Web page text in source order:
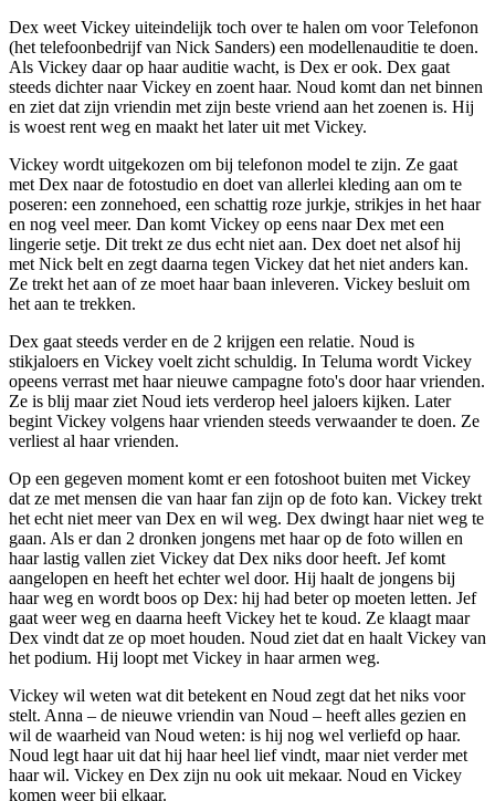
Dex weet Vickey uiteindelijk toch over te halen om voor Telefonon
(het telefoonbedrijf van Nick Sanders) een modellenauditie te doen.
Als Vickey daar op haar auditie wacht, is Dex er ook. Dex gaat
steeds dichter naar Vickey en zoent haar. Noud komt dan net binnen
en ziet dat zijn vriendin met zijn beste vriend aan het zoenen is. Hij
is woest rent weg en maakt het later uit met Vickey.
Vickey wordt uitgekozen om bij telefonon model te zijn. Ze gaat
met Dex naar de fotostudio en doet van allerlei kleding aan om te
poseren: een zonnehoed, een schattig roze jurkje, strikjes in het haar
en nog veel meer. Dan komt Vickey op eens naar Dex met een
lingerie setje. Dit trekt ze dus echt niet aan. Dex doet net alsof hij
met Nick belt en zegt daarna tegen Vickey dat het niet anders kan.
Ze trekt het aan of ze moet haar baan inleveren. Vickey besluit om
het aan te trekken.
Dex gaat steeds verder en de 2 krijgen een relatie. Noud is
stikjaloers en Vickey voelt zicht schuldig. In Teluma wordt Vickey
opeens verrast met haar nieuwe campagne foto's door haar vrienden.
Ze is blij maar ziet Noud iets verderop heel jaloers kijken. Later
begint Vickey volgens haar vrienden steeds verwaander te doen. Ze
verliest al haar vrienden.
Op een gegeven moment komt er een fotoshoot buiten met Vickey
dat ze met mensen die van haar fan zijn op de foto kan. Vickey trekt
het echt niet meer van Dex en wil weg. Dex dwingt haar niet weg te
gaan. Als er dan 2 dronken jongens met haar op de foto willen en
haar lastig vallen ziet Vickey dat Dex niks door heeft. Jef komt
aangelopen en heeft het echter wel door. Hij haalt de jongens bij
haar weg en wordt boos op Dex: hij had beter op moeten letten. Jef
gaat weer weg en daarna heeft Vickey het te koud. Ze klaagt maar
Dex vindt dat ze op moet houden. Noud ziet dat en haalt Vickey van
het podium. Hij loopt met Vickey in haar armen weg.
Vickey wil weten wat dit betekent en Noud zegt dat het niks voor
stelt. Anna – de nieuwe vriendin van Noud – heeft alles gezien en
wil de waarheid van Noud weten: is hij nog wel verliefd op haar.
Noud legt haar uit dat hij haar heel lief vindt, maar niet verder met
haar wil. Vickey en Dex zijn nu ook uit mekaar. Noud en Vickey
komen weer bij elkaar.